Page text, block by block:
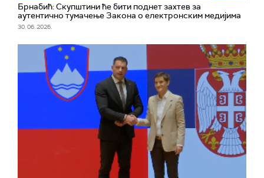
Брнабић: Скупштини ће бити поднет захтев за
аутентично тумачење Закона о електронским медијима
30. 06. 2026.